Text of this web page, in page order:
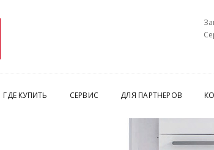
ГДЕ КУПИТЬ СЕРВИС ДЛЯ ПАРТНЕРОВ